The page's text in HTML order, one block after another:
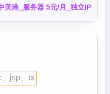
美港_服务器 5元/月_独立IP